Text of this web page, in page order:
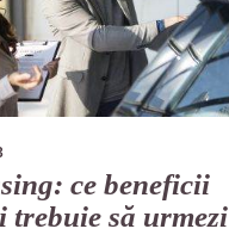
ce beneficii
trebuie să urmezi